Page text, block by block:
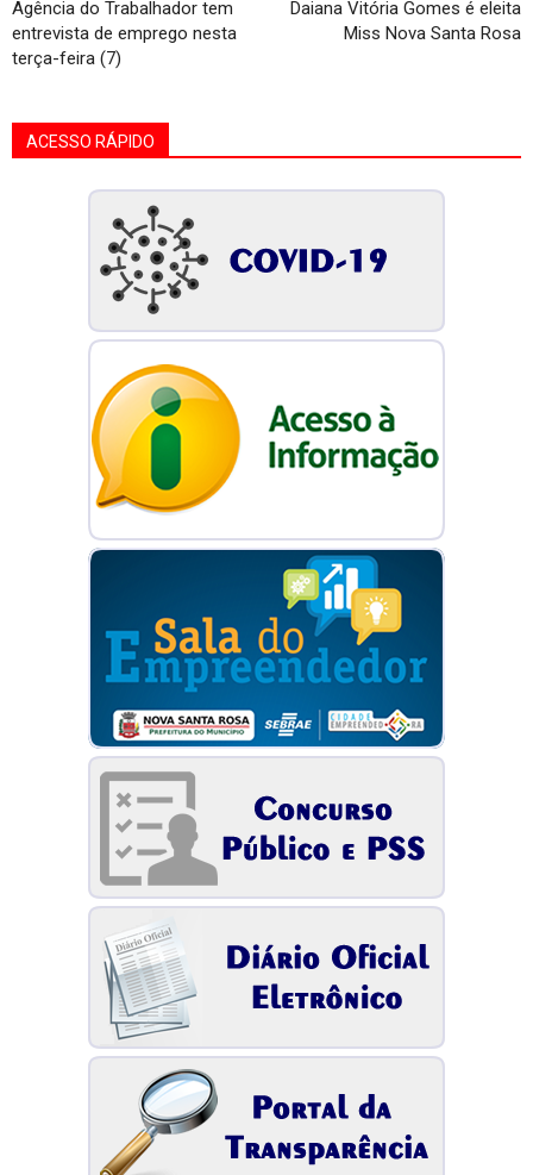
Agência do Trabalhador tem
entrevista de emprego nesta
terça-feira (7)
Daiana Vitória Gomes é eleita
Miss Nova Santa Rosa
ACESSO RÁPIDO